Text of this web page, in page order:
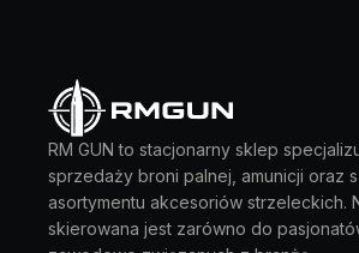
RM GUN to stacjonarny sklep
sprzedaży broni palnej, amunicji oraz
asortymentu akcesoriów strzeleckich.
skierowana jest zarówno do